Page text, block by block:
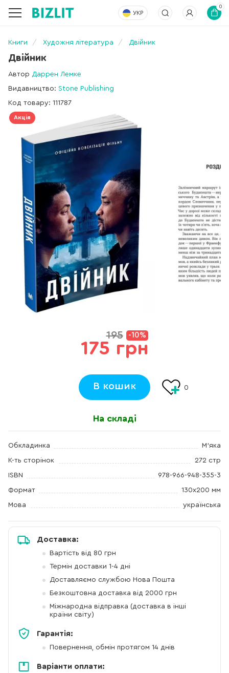
УКР
0
Книги Художня література Двійник
Двійник
Автор Даррен Лемке
Видавництво: Stone Publishing
Код товару: 111787
Акція
195 -10%
175 грн
В кошик 0
На складі
Обкладинка М'яка
К-ть сторінок 272 стр
ISBN 978-966-948-355-3
Формат 130х200 мм
Мова українська
Доставка:
Вартість від 80 грн
Термін доставки 1-4 дні
Доставляємо службою Нова Пошта
Безкоштовна доставка від 2000 грн
Міжнародна відправка (доставка в інші
країни світу)
Гарантія:
Повернення, обмін протягом 14 днів
Варіанти оплати: